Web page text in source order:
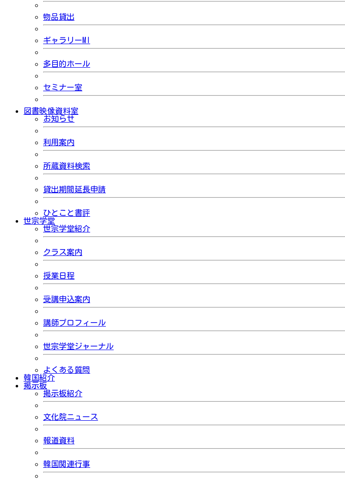
物品貸出
ギャラリーMI
多目的ホール
セミナー室
図書映像資料室
お知らせ
利用案内
所蔵資料検索
貸出期間延長申請
ひとこと書評
世宗学堂
世宗学堂紹介
クラス案内
授業日程
受講申込案内
講師プロフィール
世宗学堂ジャーナル
よくある質問
韓国紹介
掲示板
掲示板紹介
文化院ニュース
報道資料
韓国関連行事